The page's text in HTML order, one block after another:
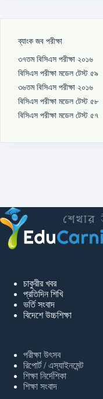
ব্যাংক জব পরীক্ষা
৩৭তম বিসিএস পরীক্ষা ২০১৬
বিসিএস পরীক্ষা মডেল টেস্ট ৫৯
৩৬তম বিসিএস পরীক্ষা ২০১৬
বিসিএস পরীক্ষা মডেল টেস্ট ৫৮
বিসিএস পরীক্ষা মডেল টেস্ট ৫৭
চাকুরীর খবর
প্রতিদিন শিখি
ভর্তি সংবাদ
বিদেশে উচ্চশিক্ষা
পরীক্ষা উৎসব
রিপোর্ট / এস্যাইনমেন্ট
শিক্ষা নির্দেশিকা
শিক্ষা সংবাদ